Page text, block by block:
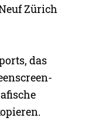
Zürich
das